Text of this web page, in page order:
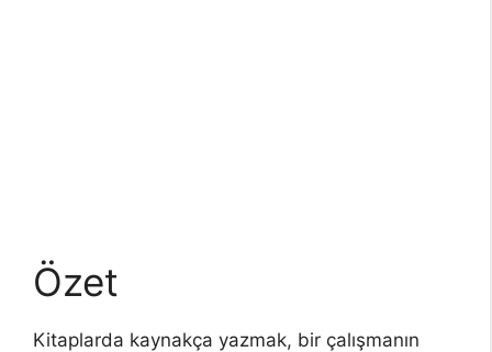
Özet
Kitaplarda kaynakça yazmak, bir çalışmanın